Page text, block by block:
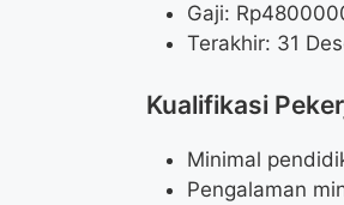
Gaji: Rp
Terakhir: 31
Kualifikasi
Minimal
Pengalaman